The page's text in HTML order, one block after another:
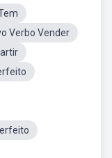
Verbo Vender